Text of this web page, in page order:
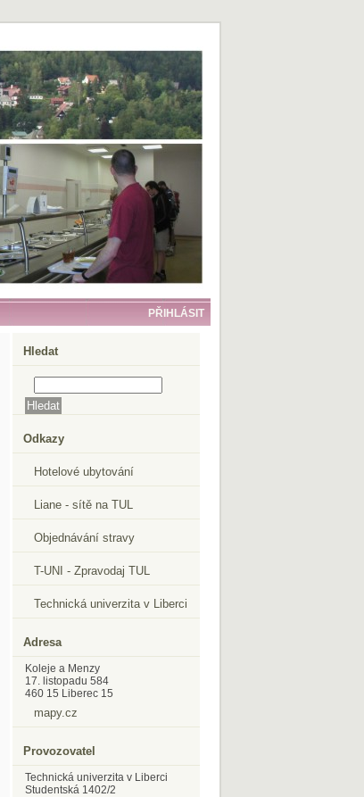
PŘIHLÁSIT
Hledat
Odkazy
Hotelové ubytování
Liane - sítě na TUL
Objednávání stravy
T-UNI - Zpravodaj TUL
Technická univerzita v Liberci
Adresa
Koleje a Menzy
17. listopadu 584
460 15 Liberec 15
mapy.cz
Provozovatel
Technická univerzita v Liberci
Studentská 1402/2